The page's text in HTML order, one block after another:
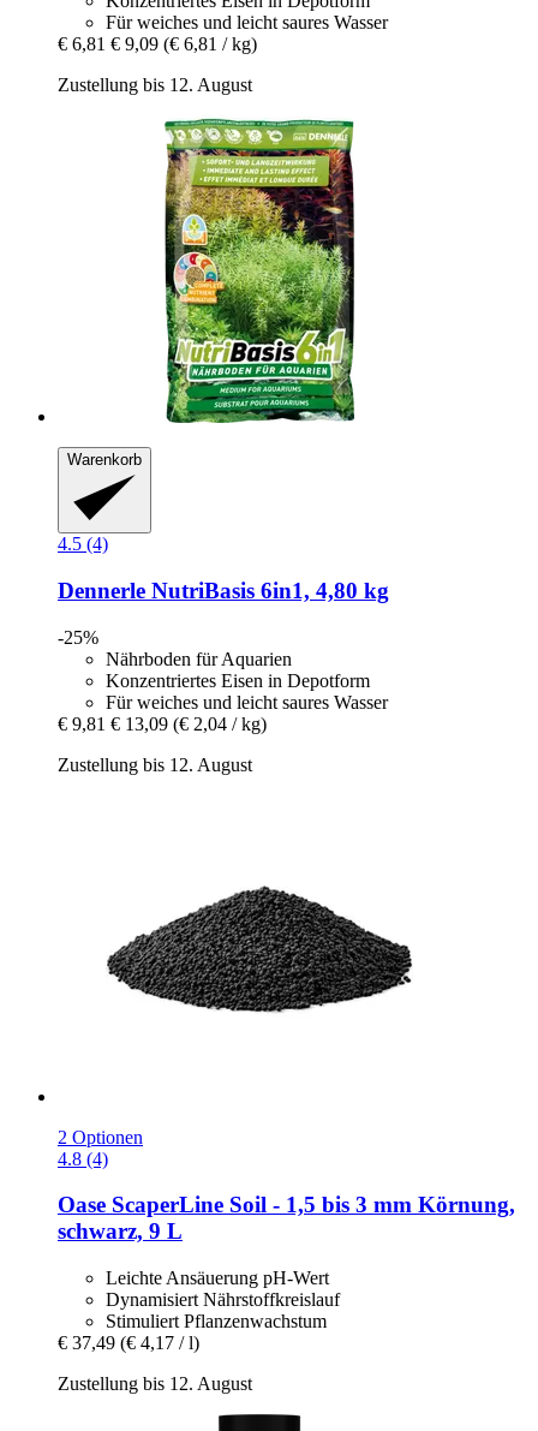
Für weiches und leicht saures Wasser
€ 6,81 € 9,09 (€ 6,81 / kg)
Zustellung bis 12. August
Warenkorb
4.5 (4)
Dennerle NutriBasis 6in1, 4,80 kg
-25%
Nährboden für Aquarien
Konzentriertes Eisen in Depotform
Für weiches und leicht saures Wasser
€ 9,81 € 13,09 (€ 2,04 / kg)
Zustellung bis 12. August
2 Optionen
4.8 (4)
Oase ScaperLine Soil -​ 1,5 bis 3 mm Körnung,
schwarz, 9 L
Leichte Ansäuerung pH-Wert
Dynamisiert Nährstoffkreislauf
Stimuliert Pflanzenwachstum
€ 37,49 (€ 4,17 / l)
Zustellung bis 12. August